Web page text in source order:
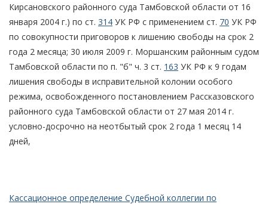
Кирсановского районного суда Тамбовской области от 16
января 2004 г.) по ст. 314 УК РФ с применением ст. 70 УК РФ
по совокупности приговоров к лишению свободы на срок 2
года 2 месяца; 30 июля 2009 г. Моршанским районным судом
Тамбовской области по п. "б" ч. 3 ст. 163 УК РФ к 9 годам
лишения свободы в исправительной колонии особого
режима, освобожденного постановлением Рассказовского
районного суда Тамбовской области от 27 мая 2014 г.
условно-досрочно на неотбытый срок 2 года 1 месяц 14
дней,
Кассационное определение Судебной коллегии по